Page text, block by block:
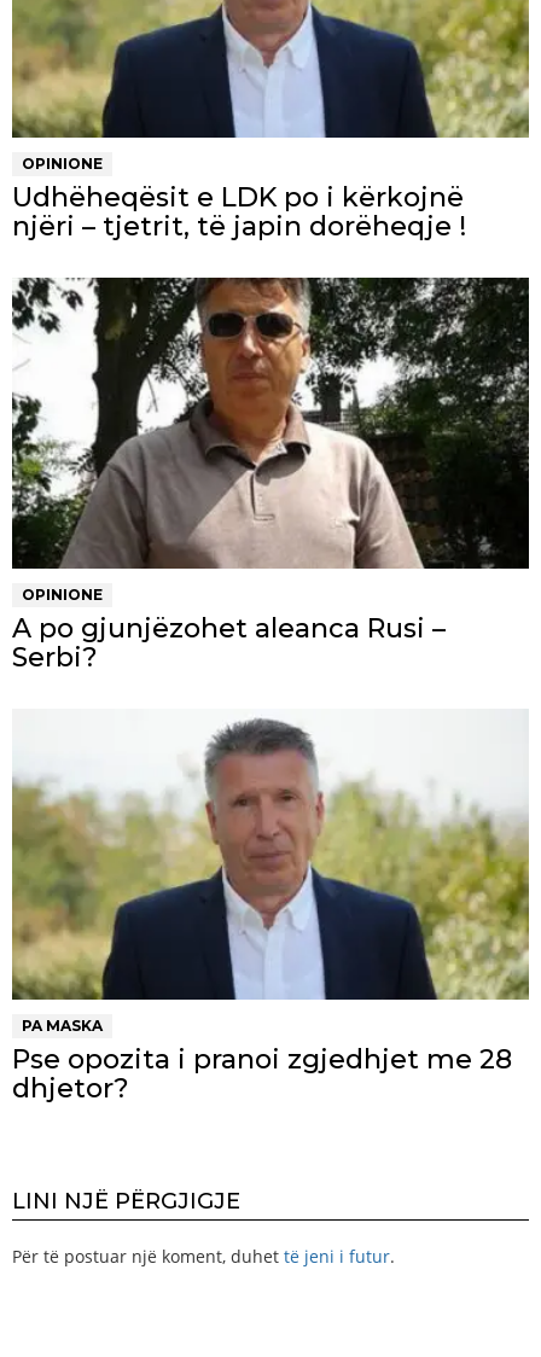
OPINIONE
Udhëheqësit e LDK po i kërkojnë
njëri – tjetrit, të japin dorëheqje !
OPINIONE
A po gjunjëzohet aleanca Rusi –
Serbi?
PA MASKA
Pse opozita i pranoi zgjedhjet me 28
dhjetor?
LINI NJË PËRGJIGJE
Për të postuar një koment, duhet të jeni i futur.